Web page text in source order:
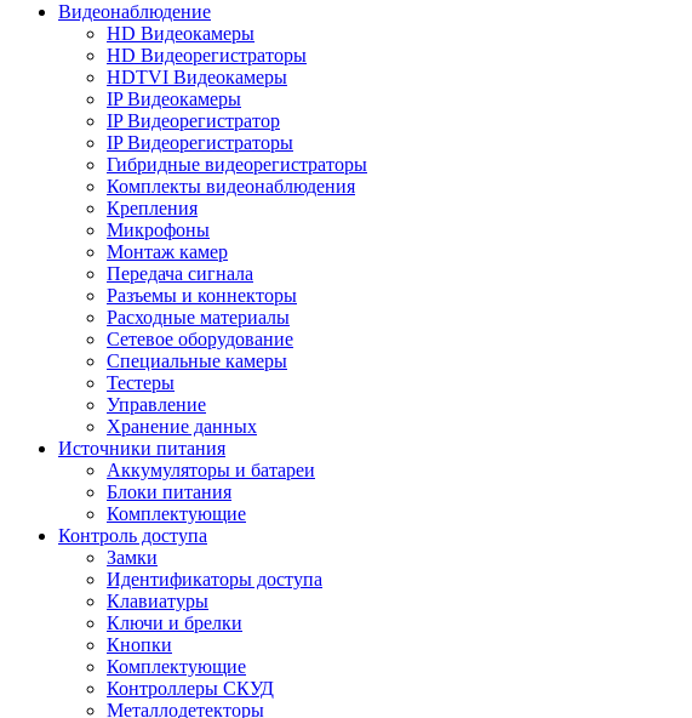
Видеонаблюдение
HD Видеокамеры
HD Видеорегистраторы
HDTVI Видеокамеры
IP Видеокамеры
IP Видеорегистратор
IP Видеорегистраторы
Гибридные видеорегистраторы
Комплекты видеонаблюдения
Крепления
Микрофоны
Монтаж камер
Передача сигнала
Разъемы и коннекторы
Расходные материалы
Сетевое оборудование
Специальные камеры
Тестеры
Управление
Хранение данных
Источники питания
Аккумуляторы и батареи
Блоки питания
Комплектующие
Контроль доступа
Замки
Идентификаторы доступа
Клавиатуры
Ключи и брелки
Кнопки
Комплектующие
Контроллеры СКУД
Металлодетекторы